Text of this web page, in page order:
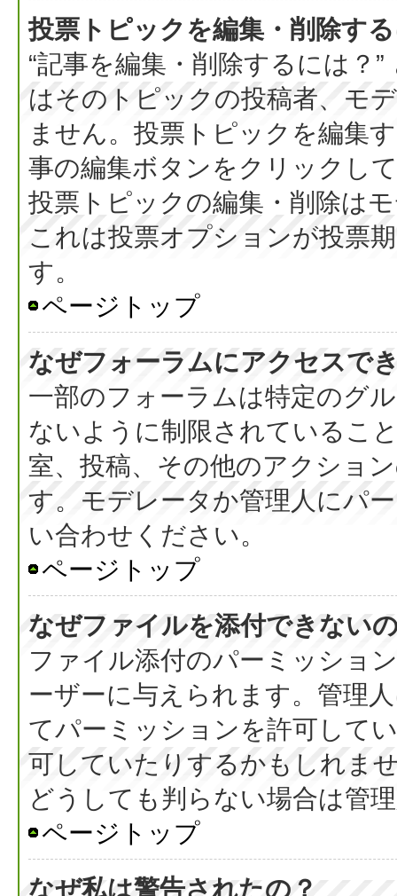
投票トピックを編集・削除す
“記事を編集・削除するには？
はそのトピックの投稿者、モ
ません。投票トピックを編集
事の編集ボタンをクリックし
投票トピックの編集・削除は
これは投票オプションが投票
す。
ページトップ
なぜフォーラムにアクセスで
一部のフォーラムは特定のグ
ないように制限されているこ
室、投稿、その他のアクショ
す。モデレータか管理人にパ
い合わせください。
ページトップ
なぜファイルを添付できない
ファイル添付のパーミッショ
ーザーに与えられます。管理
てパーミッションを許可して
可していたりするかもしれま
どうしても判らない場合は管
ページトップ
なぜ私は警告されたの？